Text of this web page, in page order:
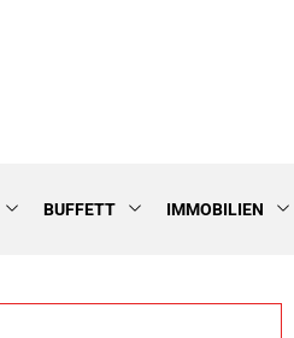
BUFFETT IMMOBILIEN